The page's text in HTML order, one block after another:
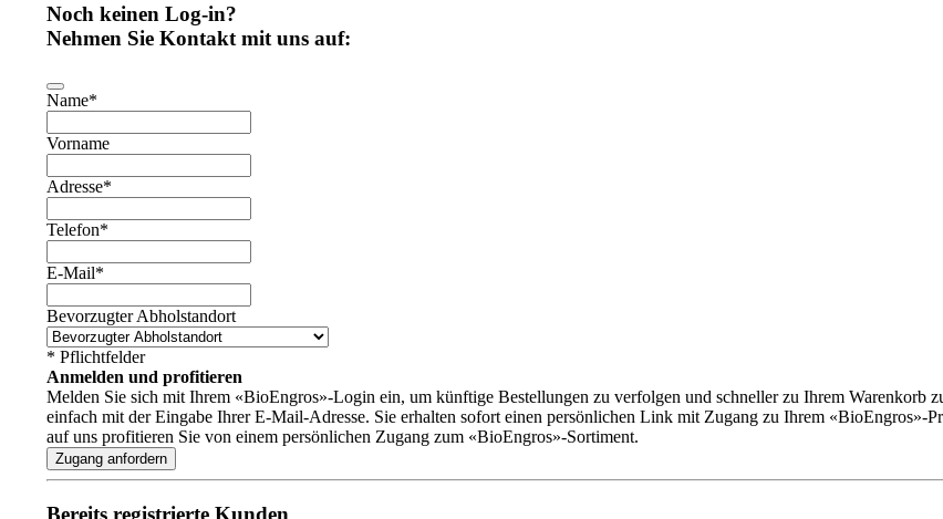
Noch keinen Log-in?
Nehmen Sie Kontakt mit uns auf:
Business
Name*
Vorname
Adresse*
Telefon*
E-Mail*
Bevorzugter Abholstandort
* Pflichtfelder
Anmelden und profitieren
Melden Sie sich mit Ihrem «BioEngros»-Login ein, um künftige Bestellungen zu verfolgen und schneller zu Ihrem Warenkorb
einfach mit der Eingabe Ihrer E-Mail-Adresse. Sie erhalten sofort einen persönlichen Link mit Zugang zu Ihrem «BioEngros»-
auf uns profitieren Sie von einem persönlichen Zugang zum «BioEngros»-Sortiment.
Zugang anfordern
Bereits registrierte Kunden